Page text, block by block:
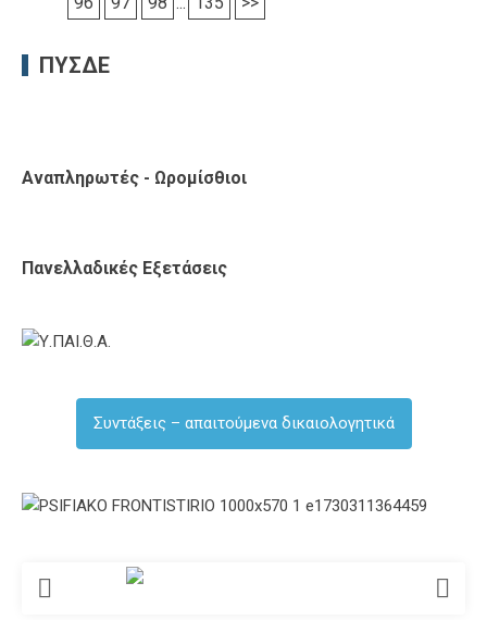
ΠΥΣΔΕ
Αναπληρωτές - Ωρομίσθιοι
Πανελλαδικές Εξετάσεις
Συντάξεις – απαιτούμενα δικαιολογητικά